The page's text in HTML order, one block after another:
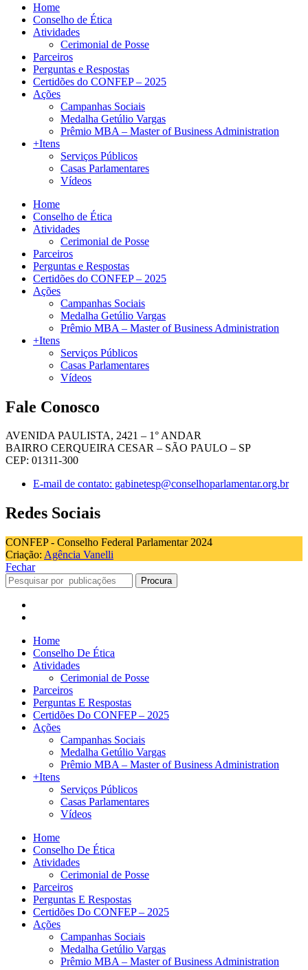
Home
Conselho de Ética
Atividades
Cerimonial de Posse
Parceiros
Perguntas e Respostas
Certidões do CONFEP – 2025
Ações
Campanhas Sociais
Medalha Getúlio Vargas
Prêmio MBA – Master of Business Administration
+Itens
Serviços Públicos
Casas Parlamentares
Vídeos
Home
Conselho de Ética
Atividades
Cerimonial de Posse
Parceiros
Perguntas e Respostas
Certidões do CONFEP – 2025
Ações
Campanhas Sociais
Medalha Getúlio Vargas
Prêmio MBA – Master of Business Administration
+Itens
Serviços Públicos
Casas Parlamentares
Vídeos
Fale Conosco
AVENIDA PAULISTA, 2421 – 1° ANDAR
BAIRRO CERQUEIRA CESAR – SÃO PAULO – SP
CEP: 01311-300
E-mail de contato: gabinetesp@conselhoparlamentar.org.br
Redes Sociais
CONFEP - Conselho Federal Parlamentar 2024
Criação: Agência Vanelli
Fechar
Procura
Home
Conselho De Ética
Atividades
Cerimonial de Posse
Parceiros
Perguntas E Respostas
Certidões Do CONFEP – 2025
Ações
Campanhas Sociais
Medalha Getúlio Vargas
Prêmio MBA – Master of Business Administration
+Itens
Serviços Públicos
Casas Parlamentares
Vídeos
Home
Conselho De Ética
Atividades
Cerimonial de Posse
Parceiros
Perguntas E Respostas
Certidões Do CONFEP – 2025
Ações
Campanhas Sociais
Medalha Getúlio Vargas
Prêmio MBA – Master of Business Administration